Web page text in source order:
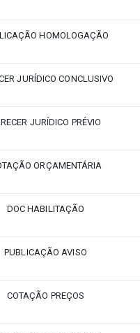
HOMOLOGAÇÃO
JURÍDICO CONCLUSIVO
JURÍDICO PRÉVIO
ORÇAMENTÁRIA
DOC HABILITAÇÃO
PUBLICAÇÃO AVISO
COTAÇÃO PREÇOS